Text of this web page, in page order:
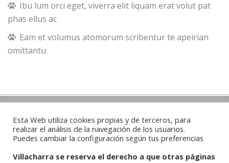
Ibu lum orci eget, viverra elit liquam erat volut pat
phas ellus ac
Eam et volumus atomorum scribentur te apeirian
omittantu
Contacto
Whatsapp: 625100272/679736373
Esta Web utiliza cookies propias y de terceros, para
realizar el análisis de la navegación de los usuarios.
Puedes cambiar la configuración según tus preferencias
Villacharra se reserva el derecho a que otras páginas